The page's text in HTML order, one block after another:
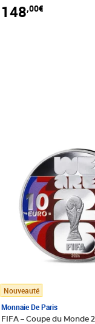
au panier
148,00€
Nouveauté
Monnaie De Paris
FIFA – Coupe du Monde